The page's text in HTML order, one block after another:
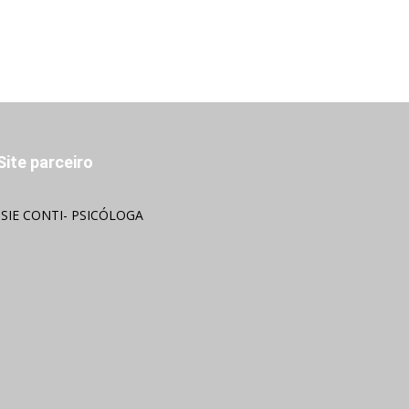
parceiro
CONTI- PSICÓLOGA